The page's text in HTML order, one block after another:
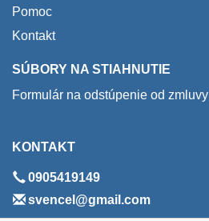
Pomoc
Kontakt
SÚBORY NA STIAHNUTIE
Formulár na odstúpenie od zmluvy
KONTAKT
0905419149
svencel@gmail.com